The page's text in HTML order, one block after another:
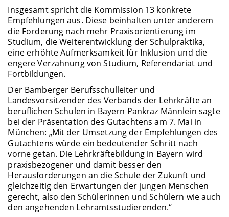
Insgesamt spricht die Kommission 13 konkrete
Empfehlungen aus. Diese beinhalten unter anderem
die Forderung nach mehr Praxisorientierung im
Studium, die Weiterentwicklung der Schulpraktika,
eine erhöhte Aufmerksamkeit für Inklusion und die
engere Verzahnung von Studium, Referendariat und
Fortbildungen.
Der Bamberger Berufsschulleiter und
Landesvorsitzender des Verbands der Lehrkräfte an
beruflichen Schulen in Bayern Pankraz Männlein sagte
bei der Präsentation des Gutachtens am 7. Mai in
München: „Mit der Umsetzung der Empfehlungen des
Gutachtens würde ein bedeutender Schritt nach
vorne getan. Die Lehrkräftebildung in Bayern wird
praxisbezogener und damit besser den
Herausforderungen an die Schule der Zukunft und
gleichzeitig den Erwartungen der jungen Menschen
gerecht, also den Schülerinnen und Schülern wie auch
den angehenden Lehramtsstudierenden.“